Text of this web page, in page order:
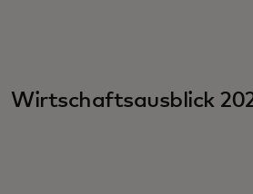
Wirtschaftsausblick
wird in einer neuen Registerkarte